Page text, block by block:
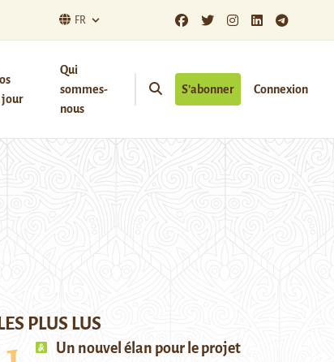
FR
jour
Qui
sommes-
nous
S’abonner Connexion
PLUS LUS
Un nouvel élan pour le projet